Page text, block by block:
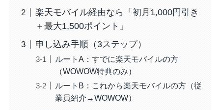
楽天モバイル経由なら「初月1,000円引き
＋最大1,500ポイント」
申し込み手順（3ステップ）
ルートA：すでに楽天モバイルの方
（WOWOW特典のみ）
ルートB：これから楽天モバイルの方（従
業員紹介→WOWOW）